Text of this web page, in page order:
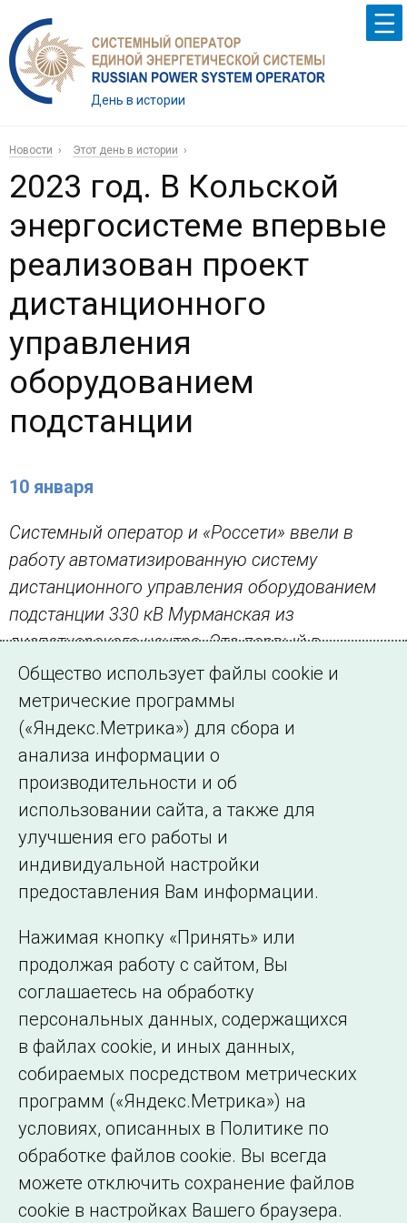
День в истории
Новости Этот день в истории
2023 год. В Кольской
энергосистеме впервые
реализован проект
дистанционного
управления
оборудованием
подстанции
10 января
Системный оператор и «Россети» ввели в
работу автоматизированную систему
дистанционного управления оборудованием
подстанции 330 кВ Мурманская из
диспетчерского центра. Это первый в
энергосистеме Мурманской области подобный
цифровой проект на электросетевом объекте
ПАО «Россети».
← Все публикации
©2005–2026 АО «СО ЕЭС»
Филиалы и
представительства
образовательной
организации
Общество использует файлы cookie и
метрические программы
(«Яндекс.Метрика») для сбора и
анализа информации о
производительности и об
использовании сайта, а также для
улучшения его работы и
индивидуальной настройки
предоставления Вам информации.
Нажимая кнопку «Принять» или
продолжая работу с сайтом, Вы
соглашаетесь на обработку
персональных данных, содержащихся
в файлах cookie, и иных данных,
собираемых посредством метрических
программ («Яндекс.Метрика») на
условиях, описанных в Политике по
обработке файлов cookie. Вы всегда
можете отключить сохранение файлов
cookie в настройках Вашего браузера.